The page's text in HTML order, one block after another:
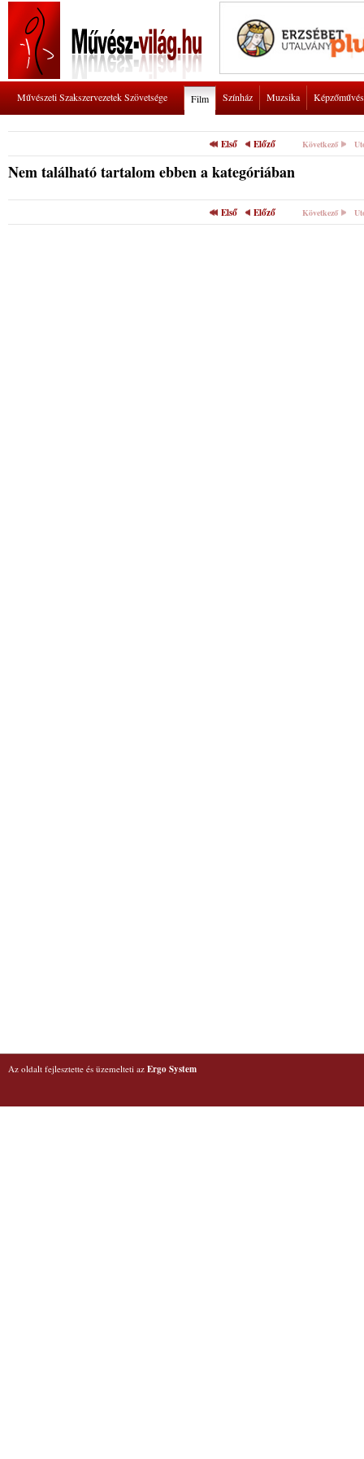
Művészeti Szakszervezetek Szövetsége Film Színház Muzsika
Első Előző Következő
Nem található tartalom ebben a kategóriában
Első Előző Következő
Az oldalt fejlesztette és üzemelteti az Ergo System